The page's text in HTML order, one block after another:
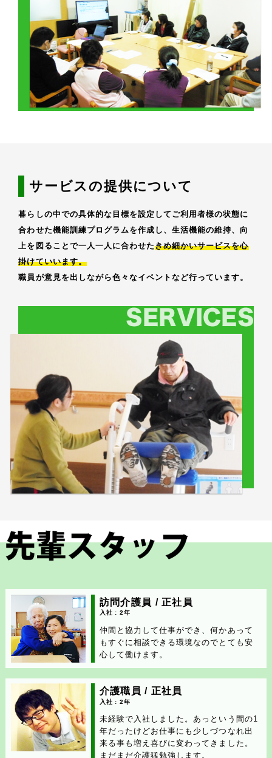
サービスの提供について
暮らしの中での具体的な目標を設定してご利用者様の状態に
合わせた機能訓練プログラムを作成し、生活機能の維持、向
上を図ることで一人一人に合わせたきめ細かいサービスを心
掛けていいます。
職員が意見を出しながら色々なイベントなど行っています。
訪問介護員 / 正社員
入社 : 2年
仲間と協力して仕事ができ、何かあって
もすぐに相談できる環境なのでとても安
心して働けます。
介護職員 / 正社員
入社 : 2年
未経験で入社しました。あっという間の1
年だったけどお仕事にも少しづつなれ出
来る事も増え喜びに変わってきました。
まだまだ介護猛勉強します。